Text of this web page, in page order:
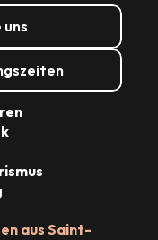
aus Saint-